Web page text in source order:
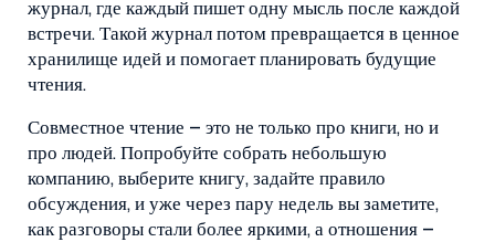
журнал, где каждый пишет одну мысль после каждой
встречи. Такой журнал потом превращается в ценное
хранилище идей и помогает планировать будущие
чтения.
Совместное чтение – это не только про книги, но и
про людей. Попробуйте собрать небольшую
компанию, выберите книгу, задайте правило
обсуждения, и уже через пару недель вы заметите,
как разговоры стали более яркими, а отношения –